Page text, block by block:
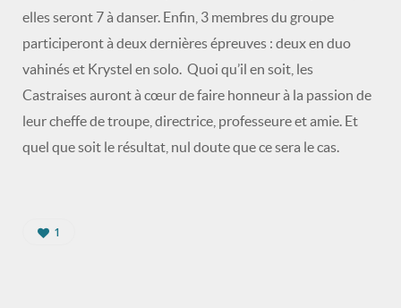
elles seront 7 à danser. Enfin, 3 membres du groupe
participeront à deux dernières épreuves : deux en duo
vahinés et Krystel en solo. Quoi qu’il en soit, les
Castraises auront à cœur de faire honneur à la passion de
leur cheffe de troupe, directrice, professeure et amie. Et
quel que soit le résultat, nul doute que ce sera le cas.
1